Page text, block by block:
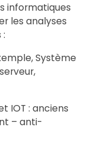
informatiques
les analyses
Système
IOT : anciens
– ​​anti-